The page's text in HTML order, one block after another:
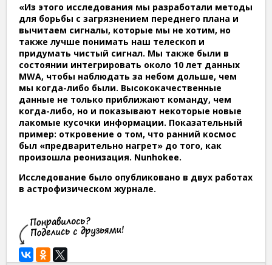
«Из этого исследования мы разработали методы
для борьбы с загрязнением переднего плана и
вычитаем сигналы, которые мы не хотим, но
также лучше понимать наш телескоп и
придумать чистый сигнал. Мы также были в
состоянии интегрировать около 10 лет данных
MWA, чтобы наблюдать за небом дольше, чем
мы когда-либо были. Высококачественные
данные не только приближают команду, чем
когда-либо, но и показывают некоторые новые
лакомые кусочки информации. Показательный
пример: откровение о том, что ранний космос
был «предварительно нагрет» до того, как
произошла реонизация. Nunhokee.
Исследование было опубликовано в двух работах
в астрофизическом журнале.